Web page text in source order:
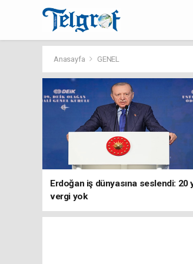
Anasayfa GENEL
Erdoğan iş dünyasına seslendi: 20
vergi yok